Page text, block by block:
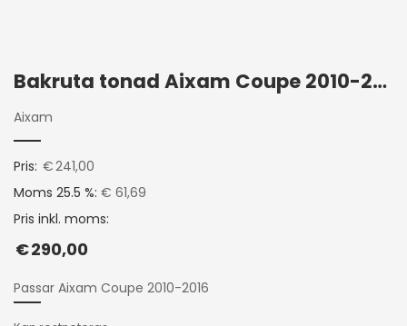
Bakruta tonad Aixam Coupe 2010-2016
Aixam
Pris: €241,00
Moms 25.5 %: € 61,69
Pris inkl. moms:
€290,00
Passar Aixam Coupe 2010-2016